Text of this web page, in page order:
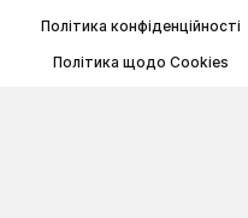
Політика конфіденційності
Політика щодо Cookies